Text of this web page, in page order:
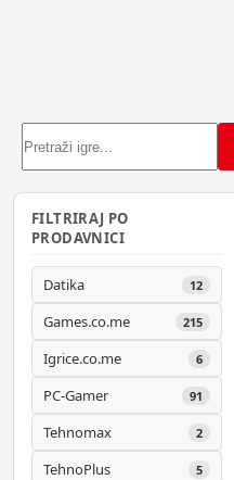
FILTRIRAJ PO
PRODAVNICI
Datika 12
Games.co.me 215
Igrice.co.me 6
PC-Gamer 91
Tehnomax 2
TehnoPlus 5